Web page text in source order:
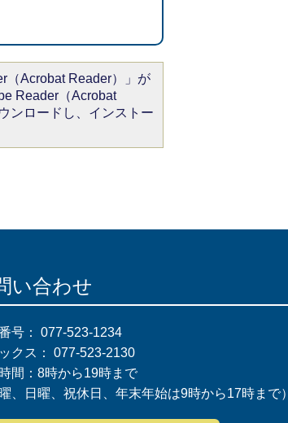
（Acrobat Reader）」が
Reader（Acrobat
ンロードし、インストー
い合わせ
号： 077-523-1234
クス： 077-523-2130
間：8時から19時まで
曜、日曜、祝休日、年末年始は9時から17時まで）